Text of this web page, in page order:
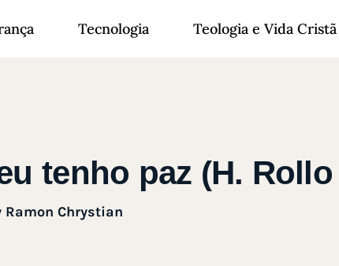
Tecnologia Teologia e Vida Cristã
tenho paz (H. Rollo
Ramon Chrystian